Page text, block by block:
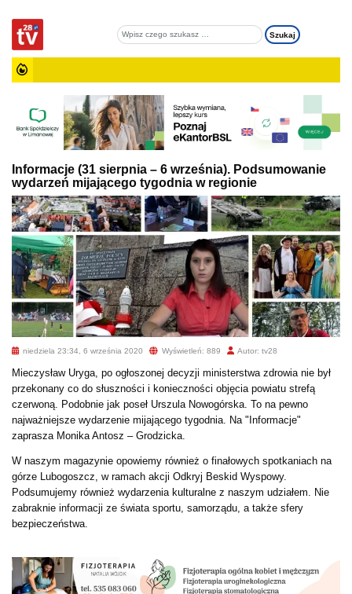
Informacje (31 sierpnia – 6 września). Podsumowanie
wydarzeń mijającego tygodnia w regionie
niedziela 23:34, 6 września 2020 Wyświetleń: 889 Autor: tv28
Mieczysław Uryga, po ogłoszonej decyzji ministerstwa zdrowia nie był
przekonany co do słuszności i konieczności objęcia powiatu strefą
czerwoną. Podobnie jak poseł Urszula Nowogórska. To na pewno
najważniejsze wydarzenie mijającego tygodnia. Na "Informacje"
zaprasza Monika Antosz – Grodzicka.
W naszym magazynie opowiemy również o finałowych spotkaniach na
górze Lubogoszcz, w ramach akcji Odkryj Beskid Wyspowy.
Podsumujemy również wydarzenia kulturalne z naszym udziałem. Nie
zabraknie informacji ze świata sportu, samorządu, a także sfery
bezpieczeństwa.